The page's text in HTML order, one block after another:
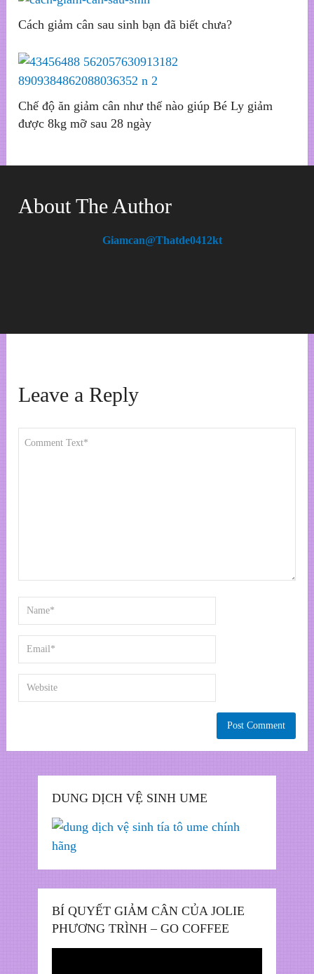
Cách giảm cân sau sinh bạn đã biết chưa?
Chế độ ăn giảm cân như thế nào giúp Bé Ly giảm
được 8kg mỡ sau 28 ngày
About The Author
Giamcan@thatde0412kt
Leave a Reply
DUNG DỊCH VỆ SINH UME
BÍ QUYẾT GIẢM CÂN CỦA JOLIE
PHƯƠNG TRÌNH – GO COFFEE